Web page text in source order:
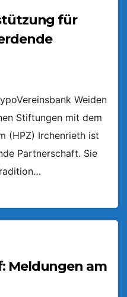
für
Weiden
Stiftungen mit dem
(HPZ) Irchenrieth ist
Partnerschaft. Sie
Meldungen am